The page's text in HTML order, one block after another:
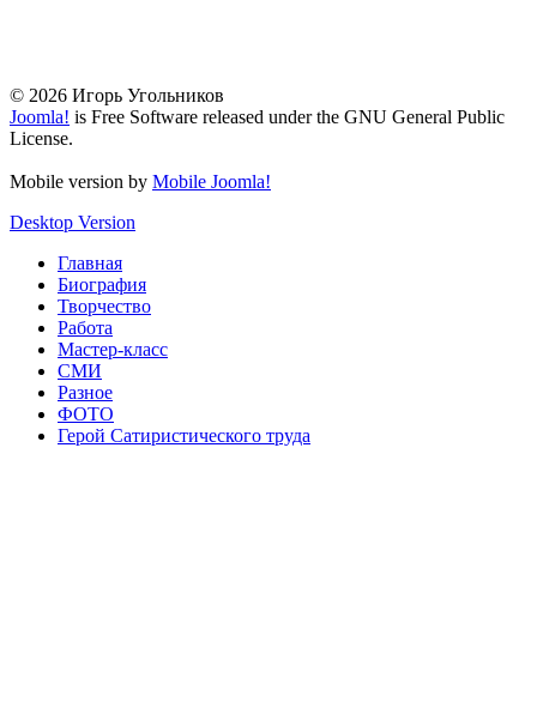
© 2026 Игорь Угольников
Joomla! is Free Software released under the GNU General Public
License.
Mobile version by Mobile Joomla!
Desktop Version
Главная
Биография
Творчество
Работа
Мастер-класс
СМИ
Разное
ФОТО
Герой Сатиристического труда